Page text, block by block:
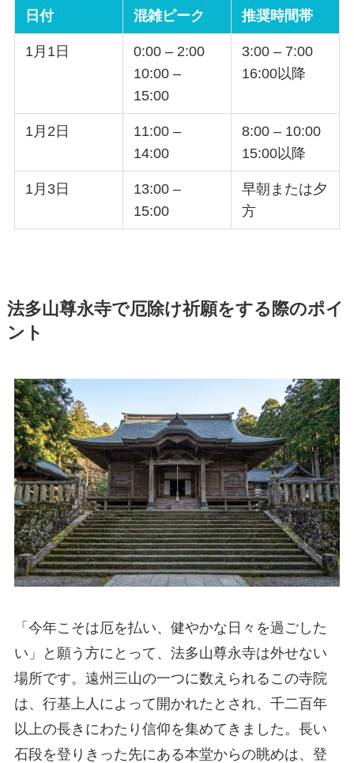
日付 混雑ピーク 推奨時間帯
1月1日
0:00 – 2:00
10:00 –
15:00
3:00 – 7:00
16:00以降
1月2日
11:00 –
14:00
8:00 – 10:00
15:00以降
1月3日
13:00 –
15:00
早朝または夕
方
法多山尊永寺で厄除け祈願をする際のポイ
ント
「今年こそは厄を払い、健やかな日々を過ごした
い」と願う方にとって、法多山尊永寺は外せない
場所です。遠州三山の一つに数えられるこの寺院
は、行基上人によって開かれたとされ、千二百年
以上の長きにわたり信仰を集めてきました。長い
石段を登りきった先にある本堂からの眺めは、登